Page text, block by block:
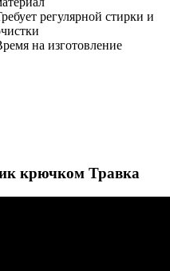
регулярной стирки и
на изготовление
крючком Травка